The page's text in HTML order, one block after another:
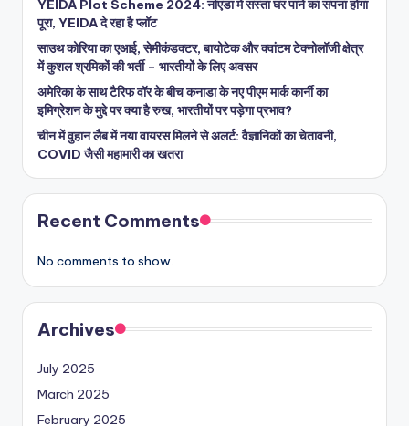
YEIDA Plot Scheme 2024: नोएडा में सस्ता घर पाने का सपना होगा
पूरा, YEIDA दे रहा है प्लॉट
साउथ कोरिया का एआई, सेमीकंडक्टर, बायोटेक और क्वांटम टेक्नोलॉजी क्षेत्र
में कुशल श्रमिकों की भर्ती – भारतीयों के लिए अवसर
अमेरिका के साथ टैरिफ वॉर के बीच कनाडा के नए पीएम मार्क कार्नी का
इमिग्रेशन के मुद्दे पर क्या है रुख, भारतीयों पर पड़ेगा प्रभाव?
चीन में वुहान लैब में नया वायरस मिलने से अलर्ट: वैज्ञानिकों का चेतावनी,
COVID जैसी महामारी का खतरा
Recent Comments
No comments to show.
Archives
July 2025
March 2025
February 2025